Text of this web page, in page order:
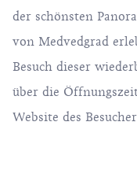
der schönsten
von Medvedgrad
Besuch dieser
über die
Website des